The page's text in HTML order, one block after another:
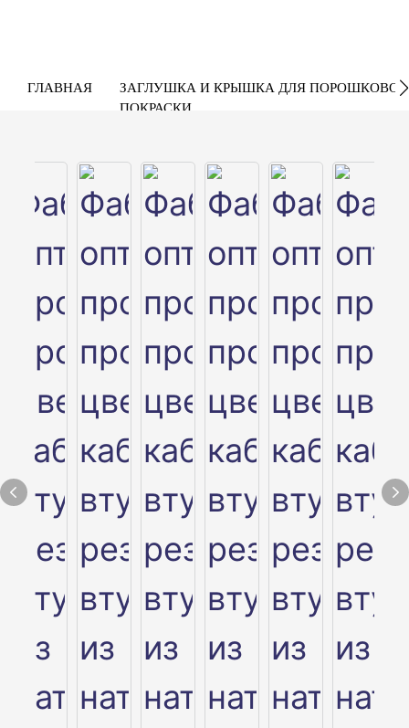
ГЛАВНАЯ
ЗАГЛУШКА И КРЫШКА ДЛЯ ПОРОШКОВОЙ
ПОКРАСКИ